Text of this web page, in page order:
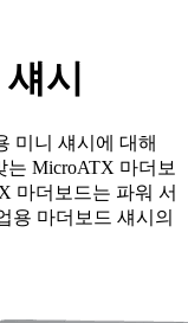
시
미니 섀시에 대해
MicroATX 마더보
마더보드는 파워 서
용 마더보드 섀시의